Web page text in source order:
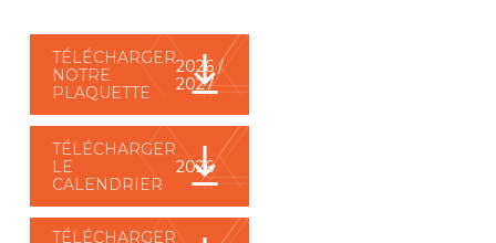
TÉLÉCHARGER
NOTRE
PLAQUETTE
2026 /
2027
TÉLÉCHARGER
LE
CALENDRIER
2026
TÉLÉCHARGER